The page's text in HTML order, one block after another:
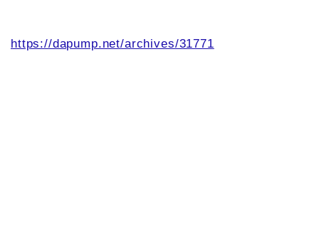
https://dapump.net/archives/31771